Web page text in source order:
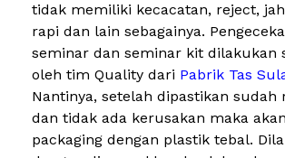
tidak memiliki kecacatan, reject,
rapi dan lain sebagainya.
seminar dan seminar kit dilakukan
oleh tim Quality dari Pabrik Tas
Nantinya, setelah dipastikan sudah
dan tidak ada kerusakan maka
packaging dengan plastik tebal.